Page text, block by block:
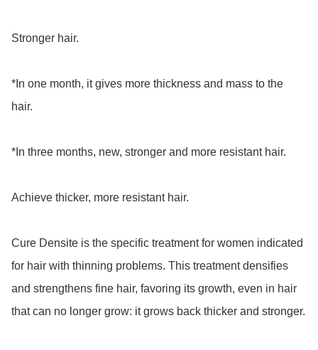
Stronger hair.
*In one month, it gives more thickness and mass to the
hair.
*In three months, new, stronger and more resistant hair.
Achieve thicker, more resistant hair.
Cure Densite is the specific treatment for women indicated
for hair with thinning problems. This treatment densifies
and strengthens fine hair, favoring its growth, even in hair
that can no longer grow: it grows back thicker and stronger.